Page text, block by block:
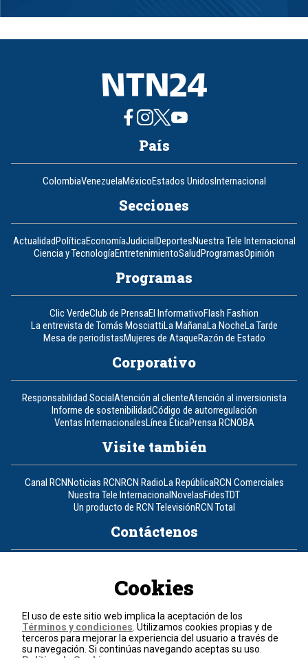
1
8
País
ColombiaVenezuelaMéxicoEstados UnidosInternacional
Secciones
ActualidadPolíticaEconomíaJudicialDeportesNuestra Tele Internacional
Ciencia y TecnologíaEntretenimientoSaludProgramasOpinión
Programas
Clic VerdeClub de PrensaEl InformativoFlash Fashion
La entrevista de Tomás MosciattiLa MañanaLa NocheLa Tarde
Mesa de periodistasMujeres de AtaqueRazón de Estado
Corporativo
Responsabilidad SocialAtención al clienteAtención al inversionista
Informe de sostenibilidadCódigo de autorregulación
Ventas InternacionalesLínea ÉticaPrensa RCNOBA
Visite también
Canal RCNNoticias RCNRCN RadioLa RepúblicaRCN Comerciales
Nuestra Tele InternacionalNovelasFidesTDT
Un producto de RCN TelevisiónRCN Total
Contáctenos
Política de cookies
Términos y condiciones
© 2026, RCN Medios.
Cookies
El uso de este sitio web implica la aceptación de los
Términos y condiciones . Utilizamos cookies propias y de
terceros para mejorar la experiencia del usuario a través de
su navegación. Si continúas navegando aceptas su uso.